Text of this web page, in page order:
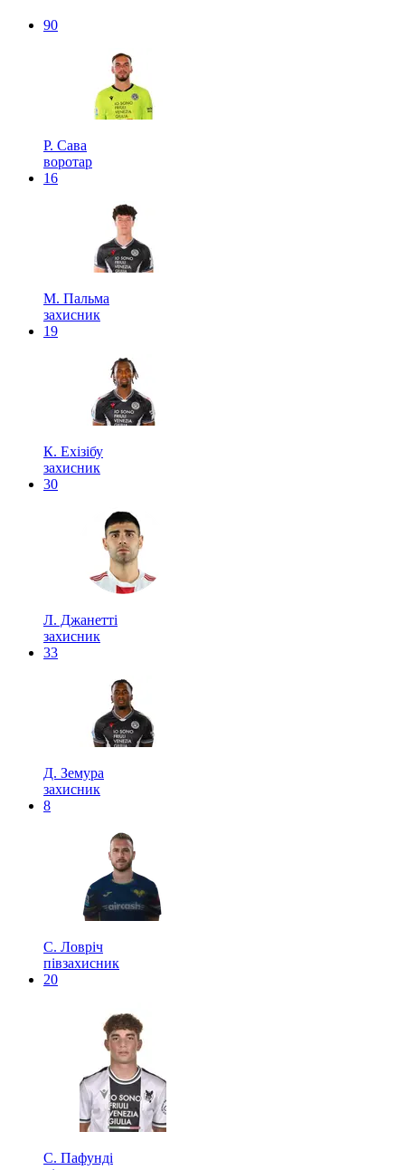
90
Р. Сава
воротар
16
М. Пальма
захисник
19
К. Ехізібу
захисник
30
Л. Джанетті
захисник
33
Д. Земура
захисник
8
С. Ловріч
півзахисник
20
С. Пафунді